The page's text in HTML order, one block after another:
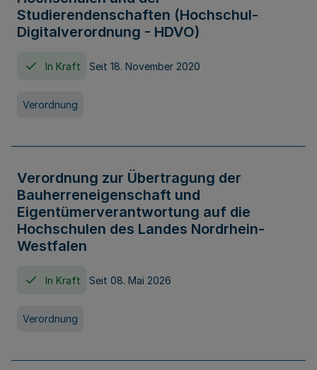
Studierendenschaften (Hochschul-
Digitalverordnung - HDVO)
In Kraft Seit 18. November 2020
Verordnung
Verordnung zur Übertragung der
Bauherreneigenschaft und
Eigentümerverantwortung auf die
Hochschulen des Landes Nordrhein-
Westfalen
In Kraft Seit 08. Mai 2026
Verordnung